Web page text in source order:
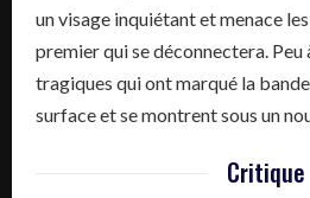
un visage inquiétant et menace
premier qui se déconnectera. Peu
tragiques qui ont marqué la
surface et se montrent sous un
Critique